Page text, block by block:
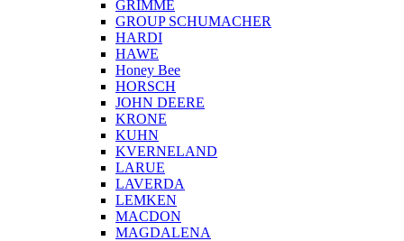
GRIMME
GROUP SCHUMACHER
HARDI
HAWE
Honey Bee
HORSCH
JOHN DEERE
KRONE
KUHN
KVERNELAND
LARUE
LAVERDA
LEMKEN
MACDON
MAGDALENA